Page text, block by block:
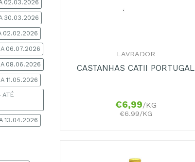
02.03.2026
30.03.2026
02.02.2026
A 06.07.2026
A 08.06.2026
11.05.2026
ATÉ
13.04.2026
LAVRADOR
CASTANHAS CATII PORTUGAL
€6,99/KG
€6.99/KG